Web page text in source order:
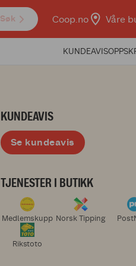
Søk Coop.no Våre
KUNDEAVIS
KUNDEAVIS
Se kundeavis
TJENESTER I BUTIKK
Medlemskupp Norsk Tipping
Rikstoto